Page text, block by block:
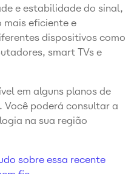
e estabilidade do sinal,
mais eficiente e
dispositivos como
smart TVs e
em alguns planos de
Você poderá consultar a
na sua região
sobre essa recente